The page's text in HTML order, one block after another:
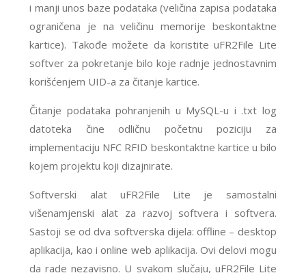
i manji unos baze podataka (veličina zapisa podataka
ograničena je na veličinu memorije beskontaktne
kartice). Takođe možete da koristite uFR2File Lite
softver za pokretanje bilo koje radnje jednostavnim
korišćenjem UID-a za čitanje kartice.
Čitanje podataka pohranjenih u MySQL-u i .txt log
datoteka čine odličnu početnu poziciju za
implementaciju NFC RFID beskontaktne kartice u bilo
kojem projektu koji dizajnirate.
Softverski alat uFR2File Lite je samostalni
višenamjenski alat za razvoj softvera i softvera.
Sastoji se od dva softverska dijela: offline – desktop
aplikacija, kao i online web aplikacija. Ovi delovi mogu
da rade nezavisno. U svakom slučaju, uFR2File Lite